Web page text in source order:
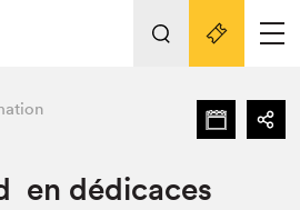
2022 Nos activités
en dédicaces